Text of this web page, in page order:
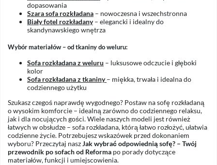
dopasowania
Szara sofa rozkładana – nowoczesna i wszechstronna
Biały fotel rozkładany– elegancki i idealny do
skandynawskiego wnętrza
Wybór materiałów – od tkaniny do weluru:
Sofa rozkładana z weluru – luksusowe odczucie i głęboki
kolor
Sofa rozkładana z tkaniny – miękka, trwała i idealna do
codziennego użytku
Szukasz czegoś naprawdę wygodnego? Postaw na sofę rozkładaną
o wysokim komforcie – idealną zarówno do codziennego relaksu,
jak i dla nocujących gości. Wiele naszych modeli jest również
łatwych w obsłudze – sofa rozkładana, którą łatwo rozłożyć, ułatwia
codzienne życie. Potrzebujesz wskazówek przed dokonaniem
wyboru? Przeczytaj naszJak wybrać odpowiednią sofę? – Twój
przewodnik po sofach od Reforma po porady dotyczące
materiałów, funkcji i umiejscowienia.